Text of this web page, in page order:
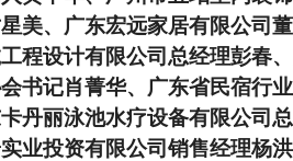
美、广东宏远家居有限公司
程设计有限公司总经理彭春
书记肖菁华、广东省民宿行
丹丽泳池水疗设备有限公司
业投资有限公司销售经理杨